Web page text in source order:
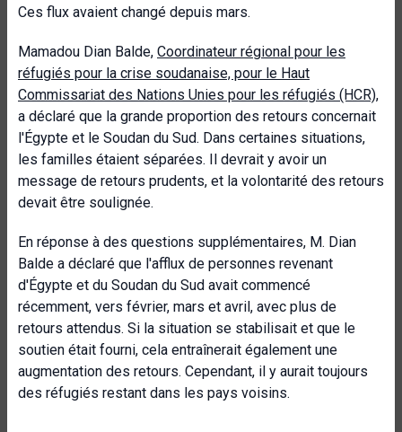
Ces flux avaient changé depuis mars.
Mamadou Dian Balde, Coordinateur régional pour les
réfugiés pour la crise soudanaise, pour le Haut
Commissariat des Nations Unies pour les réfugiés (HCR),
a déclaré que la grande proportion des retours concernait
l'Égypte et le Soudan du Sud. Dans certaines situations,
les familles étaient séparées. Il devrait y avoir un
message de retours prudents, et la volontarité des retours
devait être soulignée.
En réponse à des questions supplémentaires, M. Dian
Balde a déclaré que l'afflux de personnes revenant
d'Égypte et du Soudan du Sud avait commencé
récemment, vers février, mars et avril, avec plus de
retours attendus. Si la situation se stabilisait et que le
soutien était fourni, cela entraînerait également une
augmentation des retours. Cependant, il y aurait toujours
des réfugiés restant dans les pays voisins.